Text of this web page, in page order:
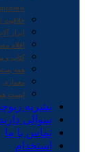
خلاقیت
ابزار
اقلام
کتاب و
همه
معماری
لیست
نشریه
سوالی
تماس با ما
استخدام